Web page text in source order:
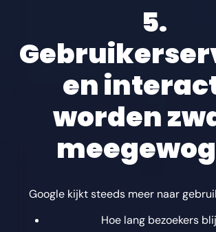
5.
en
worden
Google kijkt steeds meer naar
Hoe lang bezoekers